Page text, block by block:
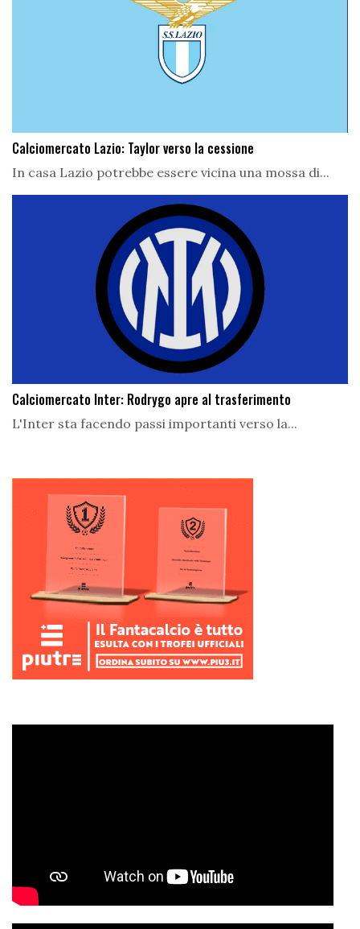
Calciomercato Lazio: Taylor verso la cessione
In casa Lazio potrebbe essere vicina una mossa di...
Calciomercato Inter: Rodrygo apre al trasferimento
L'Inter sta facendo passi importanti verso la...